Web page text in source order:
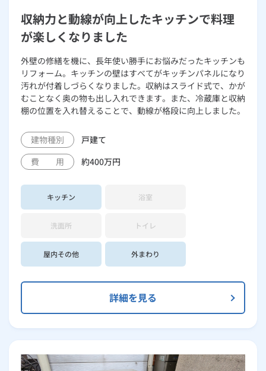
収納力と動線が向上したキッチンで料理
が楽しくなりました
外壁の修繕を機に、長年使い勝手にお悩みだったキッチンも
リフォーム。キッチンの壁はすべてがキッチンパネルになり
汚れが付着しづらくなりました。収納はスライド式で、かが
むことなく奥の物も出し入れできます。また、冷蔵庫と収納
棚の位置を入れ替えることで、動線が格段に向上しました。
建物種別
戸建て
費 用
約400万円
キッチン 浴室
洗面所 トイレ
屋内その他 外まわり
詳細を見る